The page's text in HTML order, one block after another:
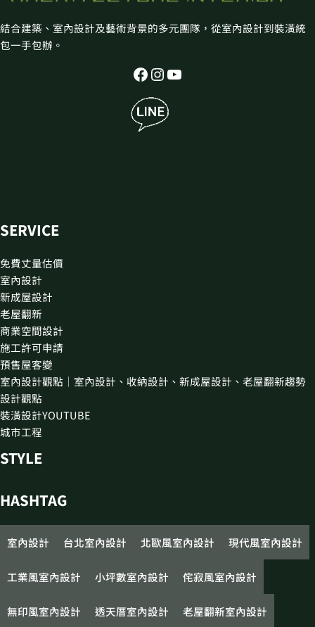
結合建築、室內設計及藝術背景的多元團隊，從室內設計到裝潢統
包一手包辦。
SERVICE
免費丈量估價
室內設計
新成屋設計
老屋翻新
商業空間設計
施工許可申請
預售屋客變
室內設計觀點｜室內設計、收納設計、新成屋設計、老屋翻新趨勢
設計觀點
裝潢設計YOUTUBE
城市工程
STYLE
HASHTAG
室內設計 台北室內設計 北歐風室內設計 現代風室內設計
工業風室內設計 小坪數室內設計 侘寂風室內設計
無印風室內設計 透天厝室內設計 老屋翻新室內設計